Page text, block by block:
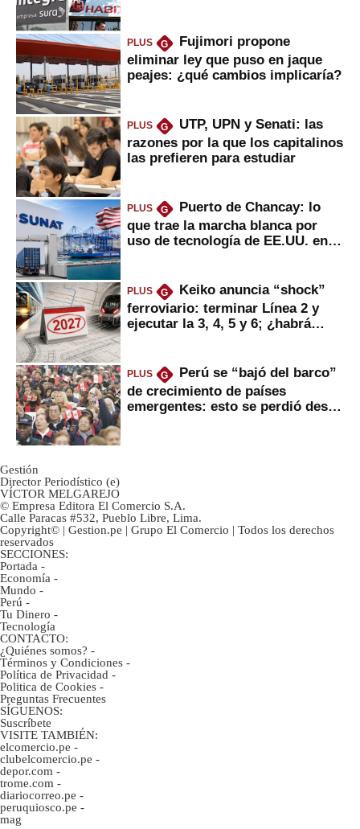
PLUS G
Fujimori propone
eliminar ley que puso en jaque
peajes: ¿qué cambios implicaría?
PLUS G
UTP, UPN y Senati: las
razones por la que los capitalinos
las prefieren para estudiar
PLUS G
Puerto de Chancay: lo
que trae la marcha blanca por
uso de tecnología de EE.UU. en
PLUS G
Keiko anuncia “shock”
ferroviario: terminar Línea 2 y
ejecutar la 3, 4, 5 y 6; ¿habrá
PLUS G
Perú se “bajó del barco”
de crecimiento de países
emergentes: esto se perdió desde
Gestión
Director Periodístico (e)
VÍCTOR MELGAREJO
© Empresa Editora El Comercio S.A.
Calle Paracas #532, Pueblo Libre, Lima.
Copyright© | Gestion.pe | Grupo El Comercio | Todos los derechos
reservados
SECCIONES:
Portada -
Economía -
Mundo -
Perú -
Tu Dinero -
Tecnología
CONTACTO:
¿Quiénes somos? -
Términos y Condiciones -
Política de Privacidad -
Politica de Cookies -
Preguntas Frecuentes
SÍGUENOS:
Suscríbete
VISITE TAMBIÉN:
elcomercio.pe -
clubelcomercio.pe -
depor.com -
trome.com -
diariocorreo.pe -
peruquiosco.pe -
mag